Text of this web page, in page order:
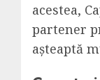
acestea,
partener
așteaptă